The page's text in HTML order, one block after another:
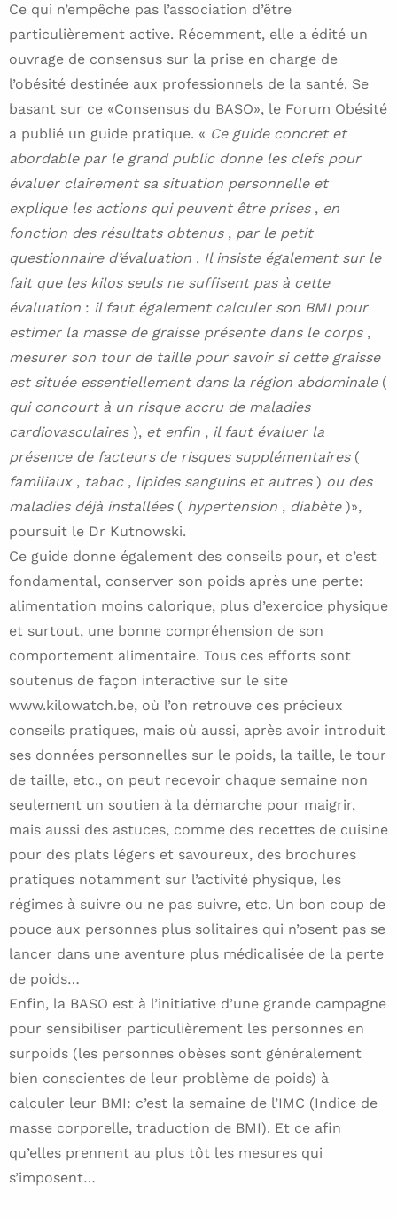
Ce qui n’empêche pas l’association d’être
particulièrement active. Récemment, elle a édité un
ouvrage de consensus sur la prise en charge de
l’obésité destinée aux professionnels de la santé. Se
basant sur ce «Consensus du BASO», le Forum Obésité
a publié un guide pratique. « Ce guide concret et
abordable par le grand public donne les clefs pour
évaluer clairement sa situation personnelle et
explique les actions qui peuvent être prises , en
fonction des résultats obtenus , par le petit
questionnaire d’évaluation . Il insiste également sur le
fait que les kilos seuls ne suffisent pas à cette
évaluation : il faut également calculer son BMI pour
estimer la masse de graisse présente dans le corps ,
mesurer son tour de taille pour savoir si cette graisse
est située essentiellement dans la région abdominale (
qui concourt à un risque accru de maladies
cardiovasculaires ), et enfin , il faut évaluer la
présence de facteurs de risques supplémentaires (
familiaux , tabac , lipides sanguins et autres ) ou des
maladies déjà installées ( hypertension , diabète )»,
poursuit le Dr Kutnowski.
Ce guide donne également des conseils pour, et c’est
fondamental, conserver son poids après une perte:
alimentation moins calorique, plus d’exercice physique
et surtout, une bonne compréhension de son
comportement alimentaire. Tous ces efforts sont
soutenus de façon interactive sur le site
www.kilowatch.be, où l’on retrouve ces précieux
conseils pratiques, mais où aussi, après avoir introduit
ses données personnelles sur le poids, la taille, le tour
de taille, etc., on peut recevoir chaque semaine non
seulement un soutien à la démarche pour maigrir,
mais aussi des astuces, comme des recettes de cuisine
pour des plats légers et savoureux, des brochures
pratiques notamment sur l’activité physique, les
régimes à suivre ou ne pas suivre, etc. Un bon coup de
pouce aux personnes plus solitaires qui n’osent pas se
lancer dans une aventure plus médicalisée de la perte
de poids…
Enfin, la BASO est à l’initiative d’une grande campagne
pour sensibiliser particulièrement les personnes en
surpoids (les personnes obèses sont généralement
bien conscientes de leur problème de poids) à
calculer leur BMI: c’est la semaine de l’IMC (Indice de
masse corporelle, traduction de BMI). Et ce afin
qu’elles prennent au plus tôt les mesures qui
s’imposent…